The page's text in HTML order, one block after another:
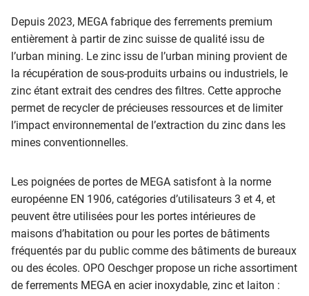
Depuis 2023, MEGA fabrique des ferrements premium
entièrement à partir de zinc suisse de qualité issu de
l’urban mining. Le zinc issu de l’urban mining provient de
la récupération de sous-produits urbains ou industriels, le
zinc étant extrait des cendres des filtres. Cette approche
permet de recycler de précieuses ressources et de limiter
l’impact environnemental de l’extraction du zinc dans les
mines conventionnelles.
Les poignées de portes de MEGA satisfont à la norme
européenne EN 1906, catégories d’utilisateurs 3 et 4, et
peuvent être utilisées pour les portes intérieures de
maisons d’habitation ou pour les portes de bâtiments
fréquentés par du public comme des bâtiments de bureaux
ou des écoles. OPO Oeschger propose un riche assortiment
de ferrements MEGA en acier inoxydable, zinc et laiton :